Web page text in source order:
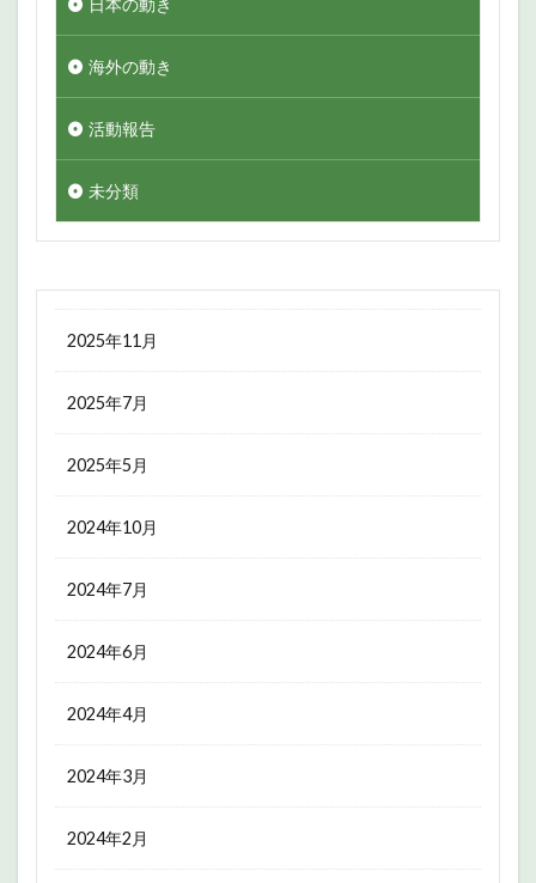
日本の動き
海外の動き
活動報告
未分類
2025年11月
2025年7月
2025年5月
2024年10月
2024年7月
2024年6月
2024年4月
2024年3月
2024年2月